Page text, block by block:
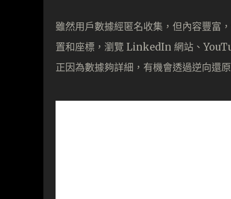
雖然用戶數據經匿名收集，但內容豐富
置和座標，瀏覽 LinkedIn 網站、
正因為數據夠詳細，有機會透過逆向還